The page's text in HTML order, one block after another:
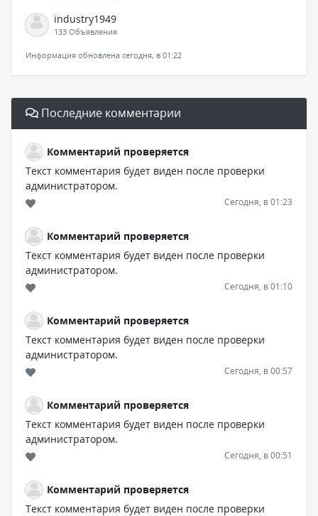
industry1949
133 Объявления
Информация обновлена сегодня, в 01:22
Последние комментарии
Комментарий проверяется
Текст комментария будет виден после проверки
администратором.
Сегодня, в 01:23
Комментарий проверяется
Текст комментария будет виден после проверки
администратором.
Сегодня, в 01:10
Комментарий проверяется
Текст комментария будет виден после проверки
администратором.
Сегодня, в 00:57
Комментарий проверяется
Текст комментария будет виден после проверки
администратором.
Сегодня, в 00:51
Комментарий проверяется
Текст комментария будет виден после проверки